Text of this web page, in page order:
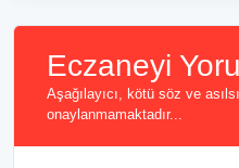
Eczaneyi
Aşağılayıcı, kötü söz ve
onaylanmamaktadır...